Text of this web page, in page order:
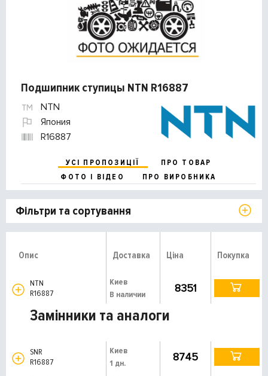
Подшипник ступицы NTN R16887
NTN
Япония
R16887
УСІ ПРОПОЗИЦІЇ
ПРО ТОВАР
ФОТО І ВІДЕО
ПРО ВИРОБНИКА
Фільтри та сортування
Опис Доставка Ціна Покупка
NTN
R16887
Киев
В наличии
8351
Замінники та аналоги
SNR
R16887
Киев
1 дн.
8745